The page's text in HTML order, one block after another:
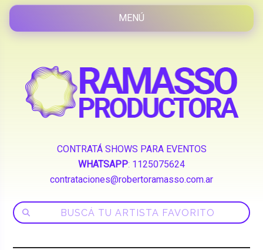
CONTRATÁ SHOWS PARA EVENTOS
WHATSAPP: 1125075624
contrataciones@robertoramasso.com.ar